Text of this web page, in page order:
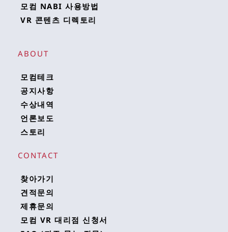
모컴 NABI 사용방법
VR 콘텐츠 디렉토리
ABOUT
모컴테크
공지사항
수상내역
언론보도
스토리
CONTACT
찾아가기
견적문의
제휴문의
모컴 VR 대리점 신청서